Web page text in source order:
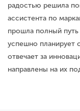
радостью решила
ассистента по
прошла полный
успешно планирует
отвечает за
направлены на их